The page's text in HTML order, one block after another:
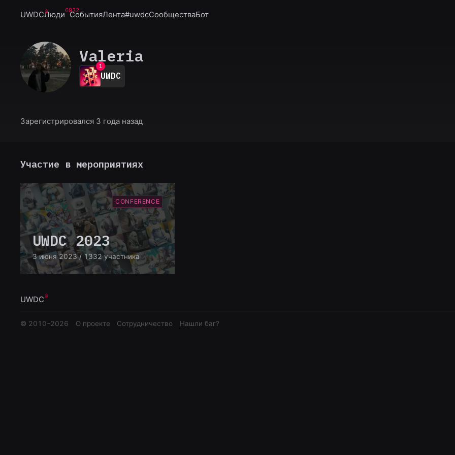
UWDCЛюди6932
СобытияЛента#uwdcСообществаБот
Valeria
1
2
3
7
UWDC
Зарегистрировался 3 года назад
Участие в мероприятиях
CONFERENCE
UWDC 2023
3 июня 2023 / 1332 участника
UWDC
© 2010–2026 О проекте Сотрудничество Нашли баг?